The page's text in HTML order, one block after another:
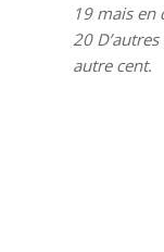
19mais en
20
autre cent.